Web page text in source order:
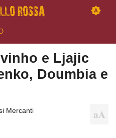
e Ljajic
Doumbia e
Mercanti